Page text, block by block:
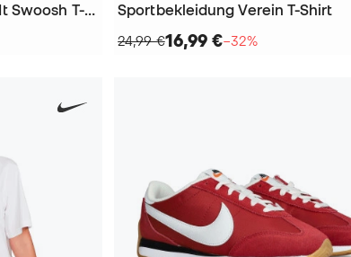
Sportbekleidung Just Do It Swoosh T-Shirt
Sportbekleidung Verein T-Shirt
24,99 €16,99 €−32%